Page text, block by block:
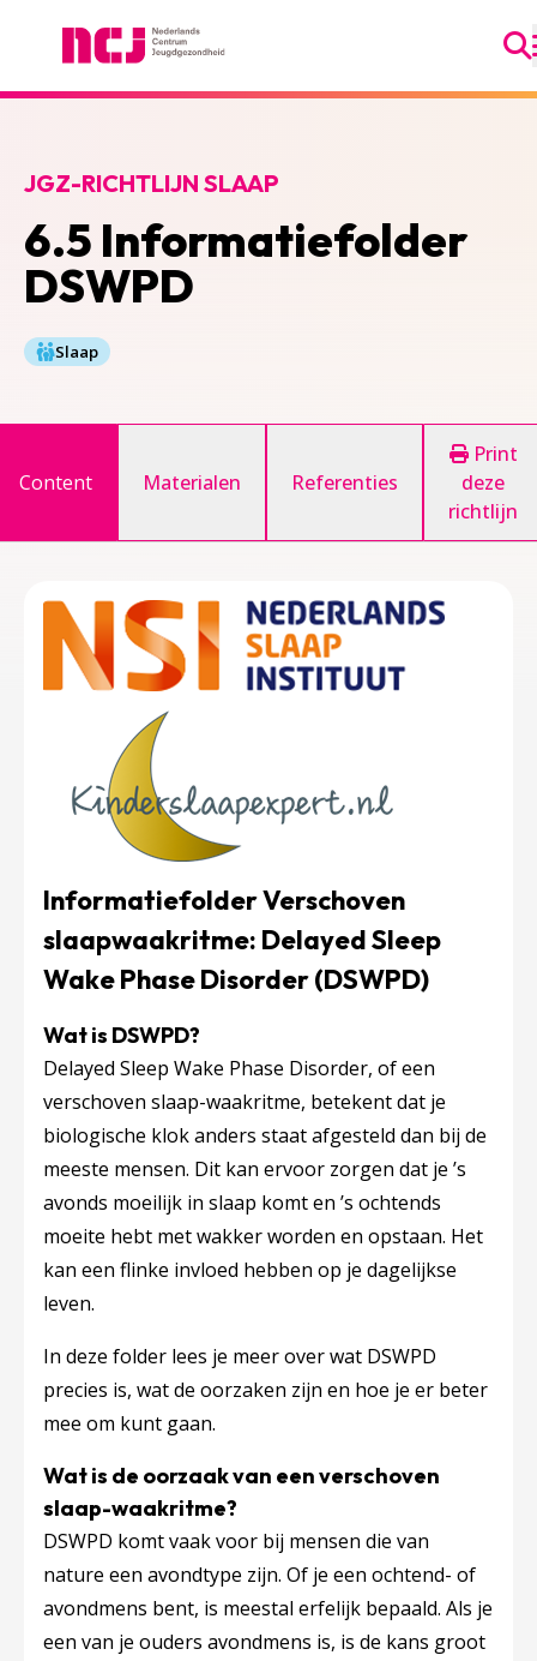
6.5 Informatiefolder
DSWPD
JGZ-RICHTLIJN SLAAP
Slaap
Content Materialen Referenties
Print
deze
richtlijn
Informatiefolder Verschoven
slaapwaakritme: Delayed Sleep
Wake Phase Disorder (DSWPD)
Wat is DSWPD?
Delayed Sleep Wake Phase Disorder, of een
verschoven slaap-waakritme, betekent dat je
biologische klok anders staat afgesteld dan bij de
meeste mensen. Dit kan ervoor zorgen dat je ’s
avonds moeilijk in slaap komt en ’s ochtends
moeite hebt met wakker worden en opstaan. Het
kan een flinke invloed hebben op je dagelijkse
leven.
In deze folder lees je meer over wat DSWPD
precies is, wat de oorzaken zijn en hoe je er beter
mee om kunt gaan.
Wat is de oorzaak van een verschoven
slaap-waakritme?
DSWPD komt vaak voor bij mensen die van
nature een avondtype zijn. Of je een ochtend- of
avondmens bent, is meestal erfelijk bepaald. Als je
een van je ouders avondmens is, is de kans groot